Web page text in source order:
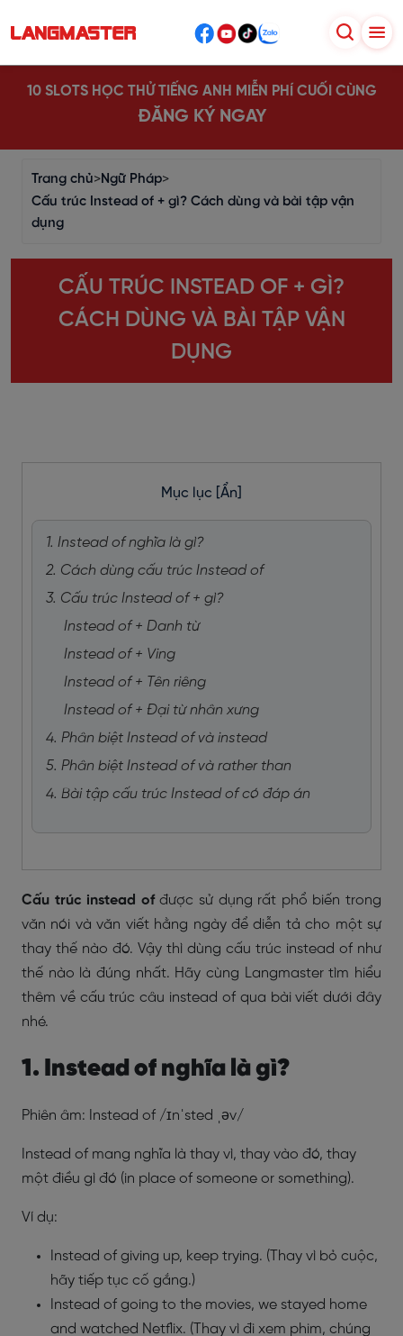
10 SLOTS HỌC THỬ TIẾNG ANH MIỄN PHÍ CUỐI CÙNG
ĐĂNG KÝ NGAY
Trang chủ>Ngữ Pháp>
Cấu trúc Instead of + gì? Cách dùng và bài tập vận
dụng
CẤU TRÚC INSTEAD OF + GÌ?
CÁCH DÙNG VÀ BÀI TẬP VẬN
DỤNG
Mục lục [Ẩn]
1. Instead of nghĩa là gì?
2. Cách dùng cấu trúc Instead of
3. Cấu trúc Instead of + gì?
Instead of + Danh từ
Instead of + Ving
Instead of + Tên riêng
Instead of + Đại từ nhân xưng
4. Phân biệt Instead of và instead
5. Phân biệt Instead of và rather than
4. Bài tập cấu trúc Instead of có đáp án
Cấu trúc instead ofđược sử dụng rất phổ biến trong
văn nói và văn viết hằng ngày để diễn tả cho một sự
thay thế nào đó. Vậy thì dùng cấu trúc instead of như
thế nào là đúng nhất. Hãy cùng Langmaster tìm hiểu
thêm về cấu trúc câu instead of qua bài viết dưới đây
nhé.
1. Instead of nghĩa là gì?
Phiên âm: Instead of /ɪnˈsted ˌəv/
Instead of mang nghĩa là thay vì, thay vào đó, thay
một điều gì đó (in place of someone or something).
Ví dụ:
Instead of giving up, keep trying. (Thay vì bỏ cuộc,
hãy tiếp tục cố gắng.)
Instead of going to the movies, we stayed home
and watched Netflix. (Thay vì đi xem phim, chúng